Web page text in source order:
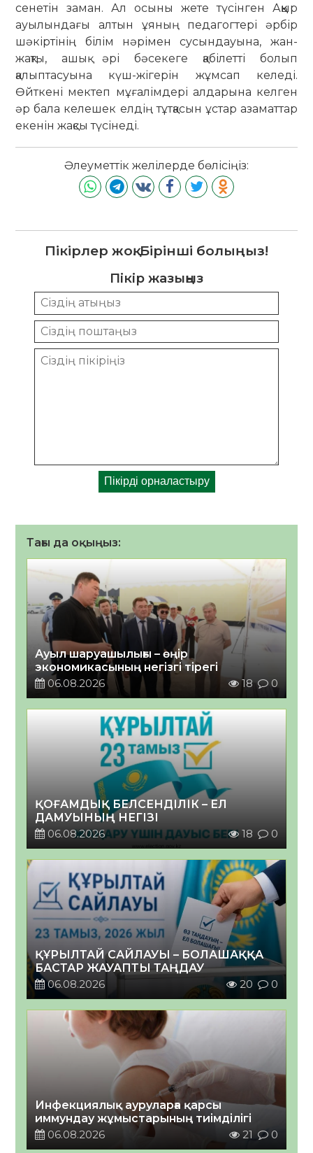
сенетін заман. Ал осыны жете түсінген Аққыр
ауылындағы алтын ұяның педагогтері әрбір
шәкіртінің білім нәрімен сусындауына, жан-
жақты, ашық әрі бәсекеге қабілетті болып
қалыптасуына күш-жігерін жұмсап келеді.
Өйткені мектеп мұғалімдері алдарына келген
әр бала келешек елдің тұтқасын ұстар азаматтар
екенін жақсы түсінеді.
Әлеуметтік желілерде бөлісіңіз:
Пікірлер жоқ. Бірінші болыңыз!
Пікір жазыңыз
Тағы да оқыңыз:
Ауыл шаруашылығы – өңір
экономикасының негізгі тірегі
06.08.2026
18 0
ҚОҒАМДЫҚ БЕЛСЕНДІЛІК – ЕЛ
ДАМУЫНЫҢ НЕГІЗІ
06.08.2026
18 0
ҚҰРЫЛТАЙ САЙЛАУЫ – БОЛАШАҚҚА
БАСТАР ЖАУАПТЫ ТАҢДАУ
06.08.2026
20 0
Инфекциялық ауруларға қарсы
иммундау жұмыстарының тиімділігі
06.08.2026
21 0